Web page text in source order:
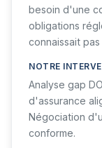
besoin d'une
obligations
connaissait pas
NOTRE
Analyse gap
d'assurance
Négociation
conforme.